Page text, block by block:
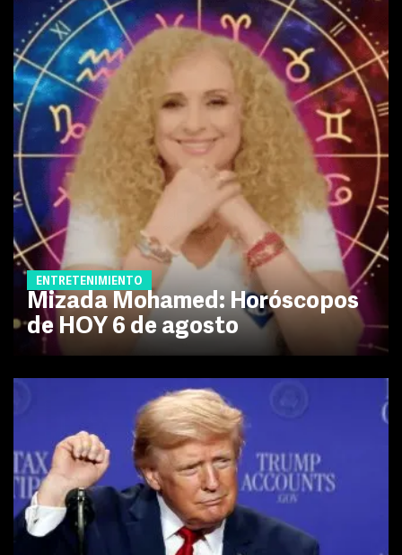
ENTRETENIMIENTO
Mizada Mohamed: Horóscopos
de HOY 6 de agosto